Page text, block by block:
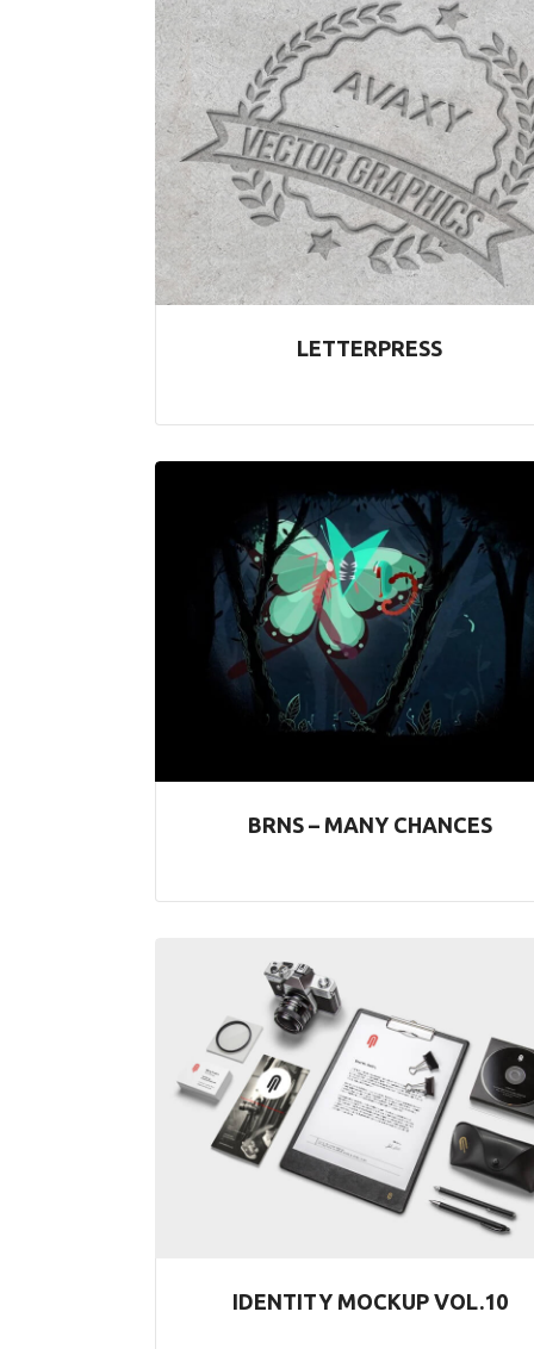
LETTERPRESS
BRNS – MANY CHANCES
IDENTITY MOCKUP VOL.10